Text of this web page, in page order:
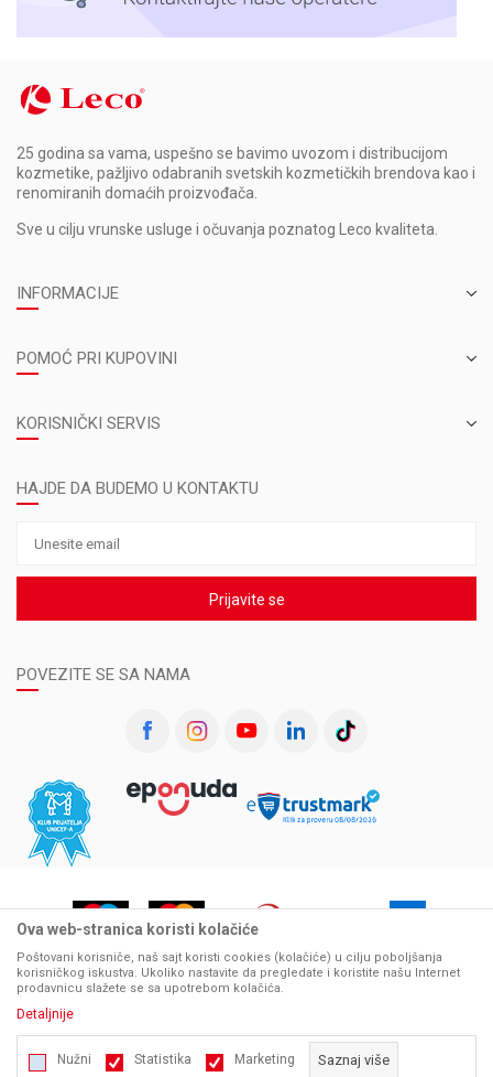
25 godina sa vama, uspešno se bavimo uvozom i distribucijom
kozmetike, pažljivo odabranih svetskih kozmetičkih brendova kao i
renomiranih domaćih proizvođača.
Sve u cilju vrunske usluge i očuvanja poznatog Leco kvaliteta.
INFORMACIJE
POMOĆ PRI KUPOVINI
KORISNIČKI SERVIS
HAJDE DA BUDEMO U KONTAKTU
Prijavite se
POVEZITE SE SA NAMA
Nastojimo da budemo što precizniji u opisu proizvoda, prikazu slika i samih cena, ali ne
možemo garantovati da su sve informacije kompletne i bez grešaka. Svi artikli prikazani na
Ova web-stranica koristi kolačiće
Poštovani korisniče, naš sajt koristi cookies (kolačiće) u cilju poboljšanja
korisničkog iskustva. Ukoliko nastavite da pregledate i koristite našu Internet
prodavnicu slažete se sa upotrebom kolačića.
Detaljnije
Nužni Statistika Marketing Saznaj više